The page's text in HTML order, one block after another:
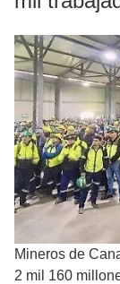
Mineros de
2 mil 160